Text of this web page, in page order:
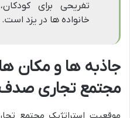
تفریحی برای
خانواده ها در یزد است.
جاذبه ها و مکان
مجتمع تجاری
موقعیت استراتژیک مجتمع